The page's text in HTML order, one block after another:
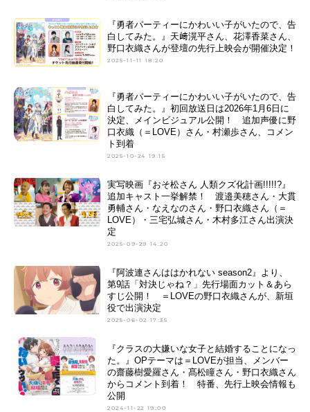
『勇者パーティーにかわいい⼦がいたので、告
⽩してみた。』天﨑滉平さん、花澤香菜さん、
野口衣織さんが登壇の先行上映会が開催決定！
2025-11-11 18:20
『勇者パーティーにかわいい子がいたので、告
白してみた。』初回放送日は2026年1月6日に
決定、メインビジュアル公開！ 追加声優に野
口衣織（＝LOVE）さん・村瀬歩さん、コメン
ト到着
2025-10-24 19:15
実写映画『おそ松さん 人類クズ化計画!!!!!?』
追加キャスト一挙解禁！ 渡邉美穂さん・大貫
勇輔さん・なえなのさん・野口衣織さん（＝
LOVE）・三宅弘城さん・木村多江さん出演決
定
2025-09-29 14:20
『阿波連さんははかれない season2』より、
第9話「対決じゃね？」先行場面カット＆あら
すじ公開！ ＝LOVEの野口衣織さんが、新垣
役で出演決定
2025-06-02 17:35
『クラスの大嫌いな女子と結婚することになっ
た。』OPテーマは＝LOVEが担当、メンバー
の齋藤樹愛羅さん・髙松瞳さん・野口衣織さん
からコメント到着！ 特番、先行上映会情報も
公開
2024-11-22 19:00